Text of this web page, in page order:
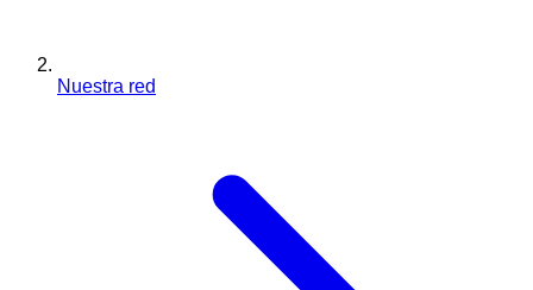
Nuestra red